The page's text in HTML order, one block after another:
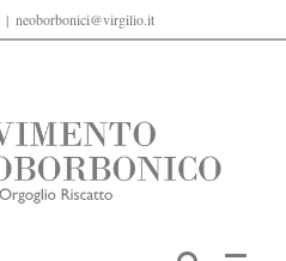
| neoborbonici@virgilio.it